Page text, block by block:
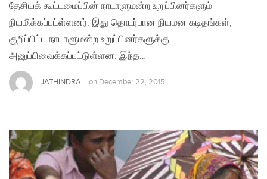
தேசியக் கூட்டமைப்பின் நாடாளுமன்ற உறுப்பினர்களும்
நியமிக்கப்பட்ள்ளனர். இது தொடர்பான நியமன கடிதங்கள்,
குறிப்பிட்ட நாடாளுமன்ற உறுப்பினர்களுக்கு
அனுப்பிவைக்கப்பட்டுள்ளன. இந்த…
JATHINDRA on December 22, 2015